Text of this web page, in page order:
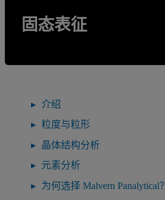
固态表征
介绍
粒度与粒形
晶体结构分析
元素分析
为何选择 Malvern Panalytical？